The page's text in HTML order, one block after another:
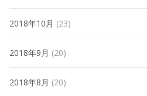
2018年10月 (23)
2018年9月 (20)
2018年8月 (20)